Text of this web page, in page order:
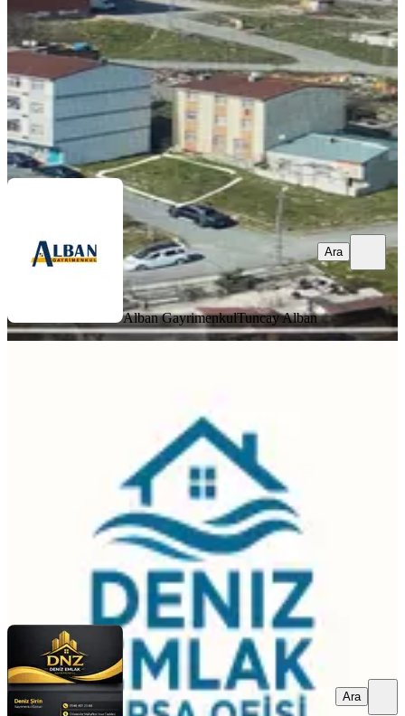
192 m²·9.115/m²·25.01.2026
1.750.000 ₺ 2.150.000 ₺
Alban Gayrimenkul Tuncay Alban
Ara
Alban GayrimenkulTuncay Alban
Ara
Avcılar, Üniversite Mahallesi
·116.667/m²·16.01.2026
38.500.000 ₺
DENİZ EMLAK GAYRİMENKUL Deniz Şirin
Ara